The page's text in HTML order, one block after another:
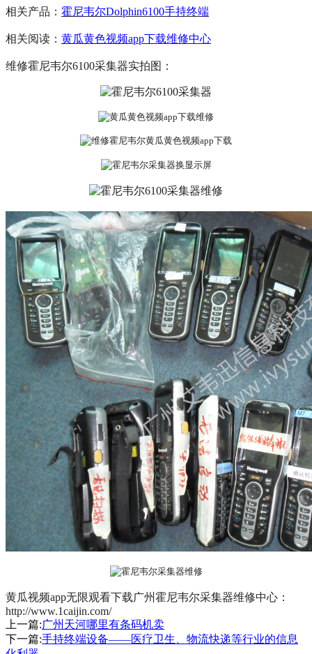
相关产品： 霍尼韦尔Dolphin6100手持终端
相关阅读： 黄瓜黄色视频app下载维修中心
维修霍尼韦尔6100采集器实拍图：
黄瓜视频app无限观看下载广州霍尼韦尔采集器维修中心：
http://www.1caijin.com/
上一篇:广州天河哪里有条码机卖
下一篇:手持终端设备——医疗卫生、物流快递等行业的信息